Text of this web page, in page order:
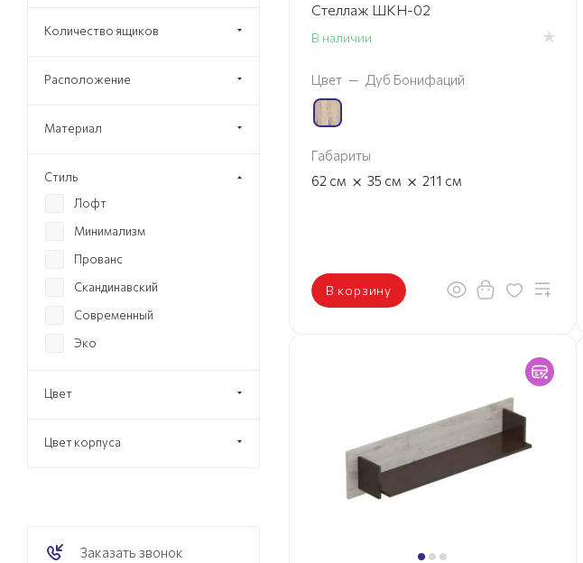
Стеллаж ШКН-02
В наличии
Цвет — Дуб Бонифаций
Габариты
62 см × 35 см × 211 см
В корзину
Количество ящиков
Расположение
Материал
Стиль
Лофт
Минимализм
Прованс
Скандинавский
Современный
Эко
Цвет
Цвет корпуса
Заказать звонок